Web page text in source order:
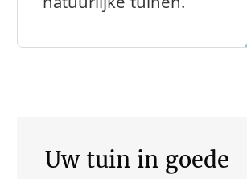
Uw tuin in goede